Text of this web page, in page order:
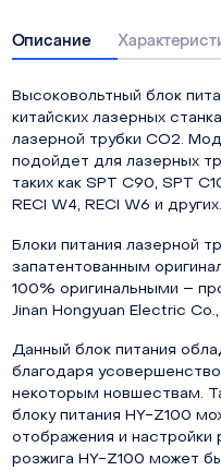
Описание
Высоковольтный блок
китайских лазерных
лазерной трубки СО2.
подойдет для лазерных
таких как SPT C90, SPT
RECI W4, RECI W6 и других.
Блоки питания лазерной
запатентованным
100% оригинальными –
Jinan Hongyuan Electric Co.,
Данный блок питания
благодаря
некоторым новшествам.
блоку питания HY-Z100
отображения и настройки
розжига HY-Z100 может